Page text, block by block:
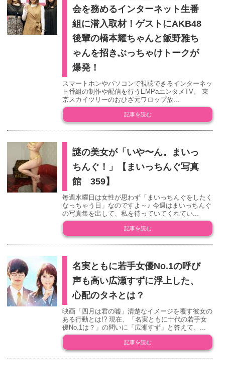
会を務めるインターネット生番
組に潜入取材！ゲストにAKB48
後輩の橋本耀ちゃんと飯野雅ち
ゃんを招きぶっちゃけトークが
爆発！
スマートホンやパソコンで視聴できるインターネッ
ト番組の制作や配信を行うEMPaエンタメTV。 東
京スカイツリーのおひざ元ワロップ放...
記事を読む
謎の美女が「いや〜ん。まいっ
ちんぐ！」【まいっちんぐ写真
館 359】
毎週水曜日は女性が思わず「まいっちんぐをしたく
なっちゃう日」なのですよ～♪ 今週はまいっちんぐ
の写真集を出して、私を待っていてくれてい...
記事を読む
名実ともに若手女優No.1の呼び
声も高い広瀬すずに浮上した、
心配のタネとは？
映画「四月は君の嘘」清楚なイメージを覆す彼女の
ある行動とは!? 現在、「名実ともに十代の若手女
優No.1は？」の問いに「広瀬すず」と答えて、...
記事を読む